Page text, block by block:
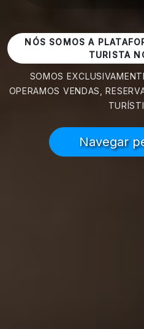
NÓS SOMOS A
TURISTA
SOMOS
OPERAMOS VENDAS,
Navegar